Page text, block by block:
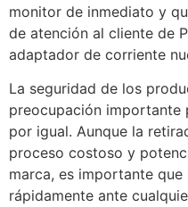
monitor de inmediato y
de atención al cliente de
adaptador de corriente
La seguridad de los
preocupación importante
por igual. Aunque la
proceso costoso y
marca, es importante que
rápidamente ante